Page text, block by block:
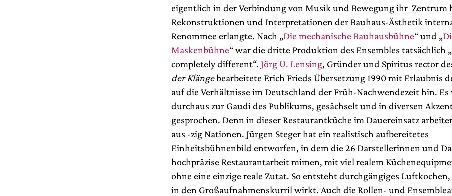
eigentlich in der Verbindung von Musik und Bewegung ihr Zentrum
Rekonstruktionen und Interpretationen der Bauhaus-Ästhetik
Renommee erlangte. Nach „Die mechanische Bauhausbühne“ und „
Maskenbühne“ war die dritte Produktion des Ensembles tatsächlich
completely different“. Jörg U. Lensing, Gründer und Spiritus rector
der Klängebearbeitete Erich Frieds Übersetzung 1990 mit Erlaubnis
auf die Verhältnisse im Deutschland der Früh-Nachwendezeit hin.
durchaus zur Gaudi des Publikums, gesächselt und in diversen
gesprochen. Denn in dieser Restaurantküche im Dauereinsatz
aus -zig Nationen. Jürgen Steger hat ein realistisch aufbereitetes
Einheitsbühnenbild entworfen, in dem die 26 Darstellerinnen und
hochpräzise Restaurantarbeit mimen, mit viel realem
ohne eine einzige reale Zutat. So entsteht durchgängiges Luftkochen,
in den Großaufnahmenskurril wirkt. Auch die Rollen- und